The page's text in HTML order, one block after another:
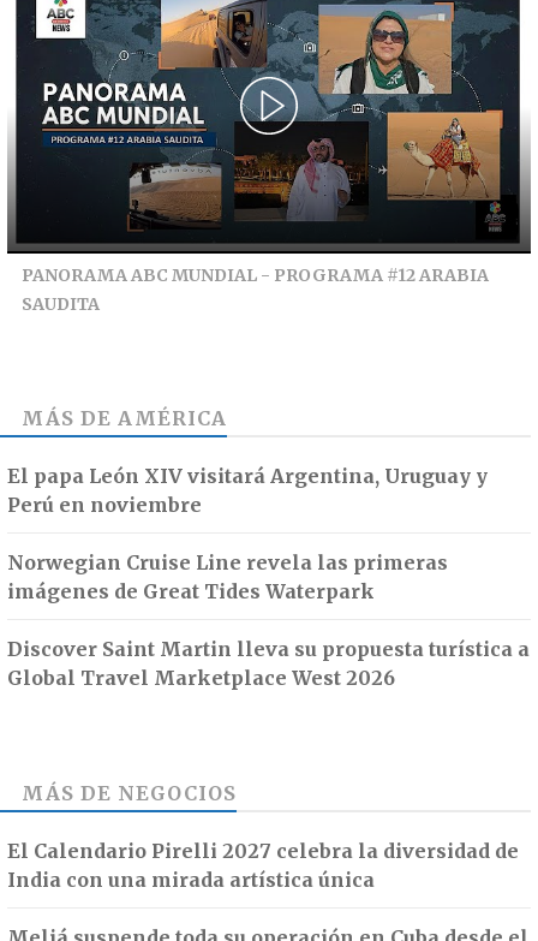
PANORAMA ABC MUNDIAL - PROGRAMA #12 ARABIA
SAUDITA
MÁS DE AMÉRICA
El papa León XIV visitará Argentina, Uruguay y
Perú en noviembre
Norwegian Cruise Line revela las primeras
imágenes de Great Tides Waterpark
Discover Saint Martin lleva su propuesta turística a
Global Travel Marketplace West 2026
MÁS DE NEGOCIOS
El Calendario Pirelli 2027 celebra la diversidad de
India con una mirada artística única